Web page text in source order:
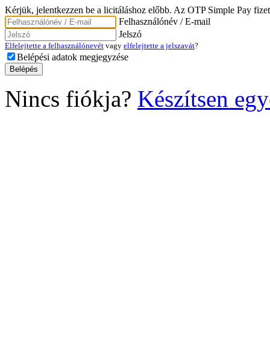
Kérjük, jelentkezzen be a licitáláshoz előbb. Az OTP Simple Pay
Felhasználónév / E-mail
Jelszó
Elfelejtette a felhasználónevét vagy elfelejtette a jelszavát?
Belépési adatok megjegyzése
Nincs fiókja? Készítsen